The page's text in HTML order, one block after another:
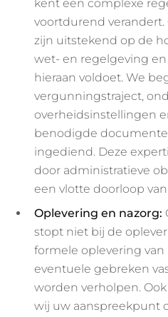
kent een complexe
voortdurend
zijn uitstekend op de
wet- en regelgeving
hieraan voldoet. We
vergunningstraject,
overheidsinstellingen
benodigde
ingediend. Deze
door administratieve
een vlotte doorloop
Oplevering en nazorg:
stopt niet bij de
formele oplevering
eventuele gebreken
worden verholpen.
wij uw aanspreekpunt